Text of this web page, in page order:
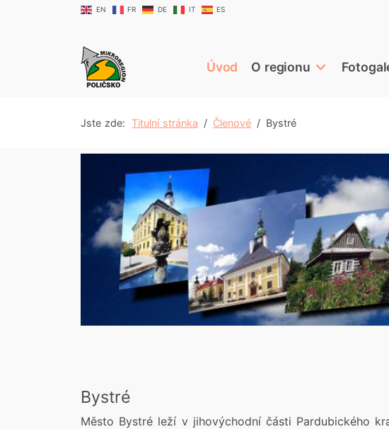
EN FR DE IT ES
Úvod O regionu
Jste zde:Titulní stránka Členové Bystré
Bystré
Město Bystré leží v jihovýchodní části Pardubického